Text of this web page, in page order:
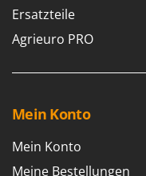
Ersatzteile
Agrieuro PRO
Mein Konto
Mein Konto
Meine Bestellungen